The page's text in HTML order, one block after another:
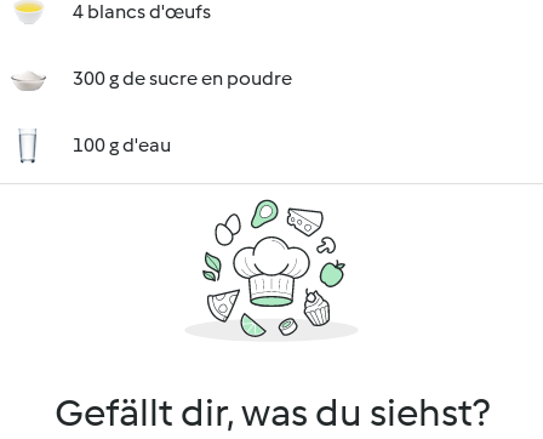
4 blancs d'œufs
300 g de sucre en poudre
100 g d'eau
Gefällt dir, was du siehst?